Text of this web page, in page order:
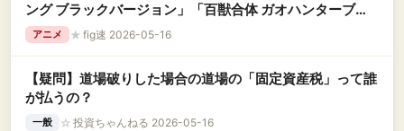
ング ブラックバージョン」「百獣合体 ガオハンターブル
ームーン」プラモデル【19日予約締切】
アニメ ★ fig速 2026-05-16
【疑問】道場破りした場合の道場の「固定資産税」って誰
が払うの？
一般 ☆ 投資ちゃんねる 2026-05-16